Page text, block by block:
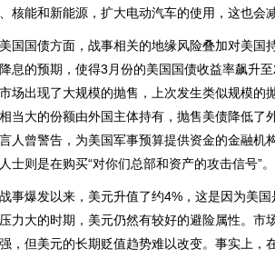
核能和新能源，扩大电动汽车的使用，这也会
国债方面，战事相关的地缘风险叠加对美国
息的预期，使得3月份的美国国债收益率飙升
场出现了大规模的抛售，上次发生类似规模的
当大的份额由外国主体持有，抛售美债降低了
人曾警告，为美国军事预算提供资金的金融机
士则是在购买“对你们总部和资产的攻击信号”。
爆发以来，美元升值了约4%，这是因为美国
力大的时期，美元仍然有较好的避险属性。市
，但美元的长期贬值趋势难以改变。事实上，